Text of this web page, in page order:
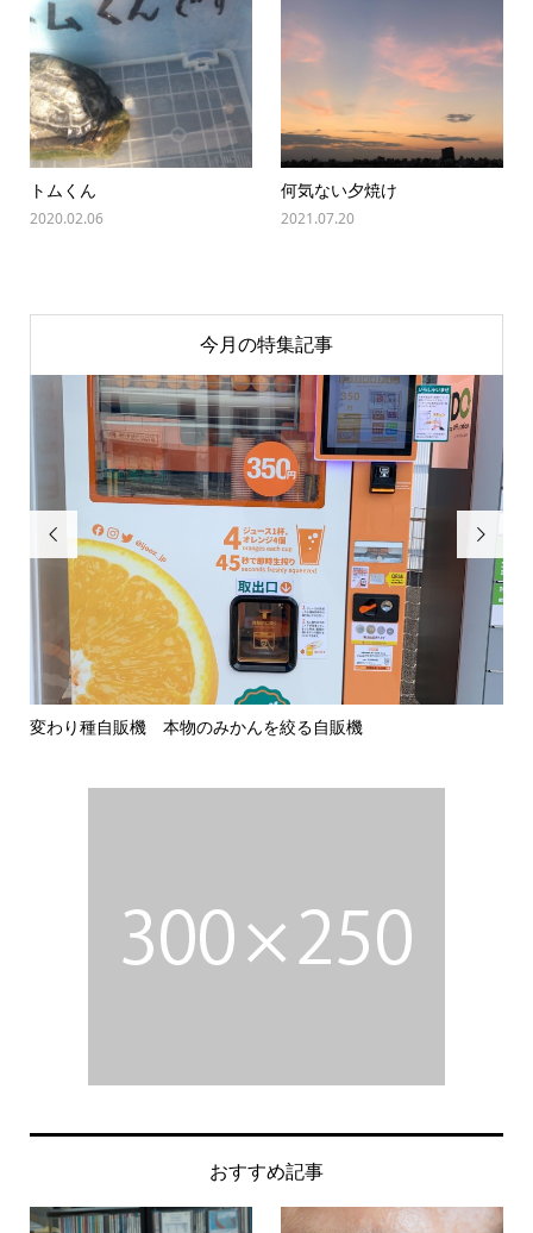
トムくん
2020.02.06
何気ない夕焼け
2021.07.20
今月の特集記事

変わり種自販機 本物のみかんを絞る自販機

おすすめ記事